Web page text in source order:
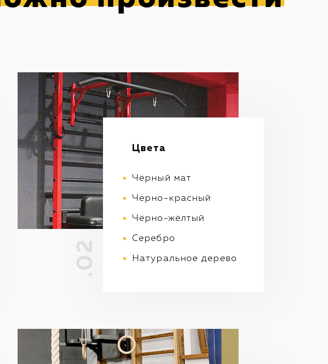
.02
Цвета
Чёрный мат
Чёрно-красный
Чёрно-жёлтый
Серебро
Натуральное дерево